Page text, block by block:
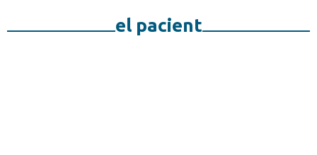
el pacient